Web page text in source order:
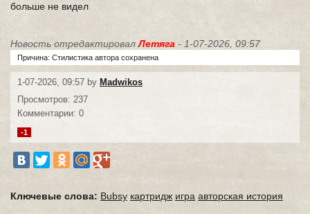
больше не видел
Новость отредактировалЛетяга - 1-07-2026, 09:57
Причина: Стилистика автора сохранена
1-07-2026, 09:57 by Madwikos
Просмотров: 237
Комментарии: 0
-1
Ключевые слова: Bubsy картридж игра авторская история